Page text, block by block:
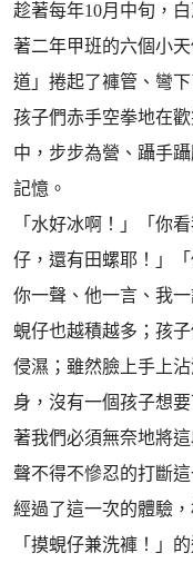
趁著每年10月中旬，
著二年甲班的六個小
道」捲起了褲管、彎
孩子們赤手空拳地在
中，步步為營、躡手
記憶。
「水好冰啊！」「你
仔，還有田螺耶！」
你一聲、他一言、我
蜆仔也越積越多；孩
侵濕；雖然臉上手上
身，沒有一個孩子想
著我們必須無奈地將
聲不得不慘忍的打斷
經過了這一次的體驗
「摸蜆仔兼洗褲！」